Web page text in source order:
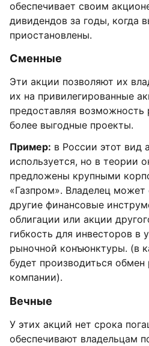
обеспечивает своим
дивидендов за годы, когда
приостановлены.
Сменные
Эти акции позволяют их
их на привилегированные
предоставляя возможность
более выгодные проекты.
Пример: в России этот вид
используется, но в теории
предложены крупными
«Газпром». Владелец может
другие финансовые
облигации или акции
гибкость для инвесторов в
рыночной конъюнктуры. (в
будет производиться
компании).
Вечные
У этих акций нет срока
обеспечивают владельцам